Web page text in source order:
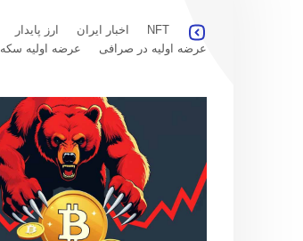
NFT اخبار ایران ارز پایدار
عرضه اولیه در صرافی
عرضه اولیه سکه